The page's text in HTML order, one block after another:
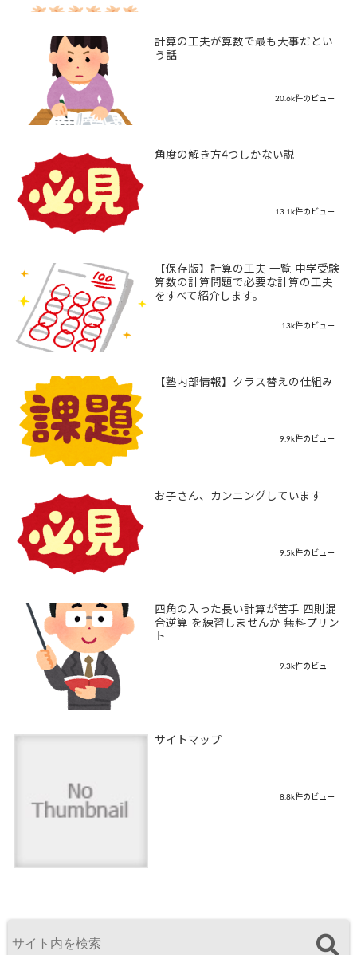
計算の工夫が算数で最も大事だとい
う話
20.6k件のビュー
角度の解き方4つしかない説
13.1k件のビュー
【保存版】計算の工夫 一覧 中学受験
算数の計算問題で必要な計算の工夫
をすべて紹介します。
13k件のビュー
【塾内部情報】クラス替えの仕組み
9.9k件のビュー
お子さん、カンニングしています
9.5k件のビュー
四角の入った長い計算が苦手 四則混
合逆算 を練習しませんか 無料プリン
ト
9.3k件のビュー
サイトマップ
8.8k件のビュー